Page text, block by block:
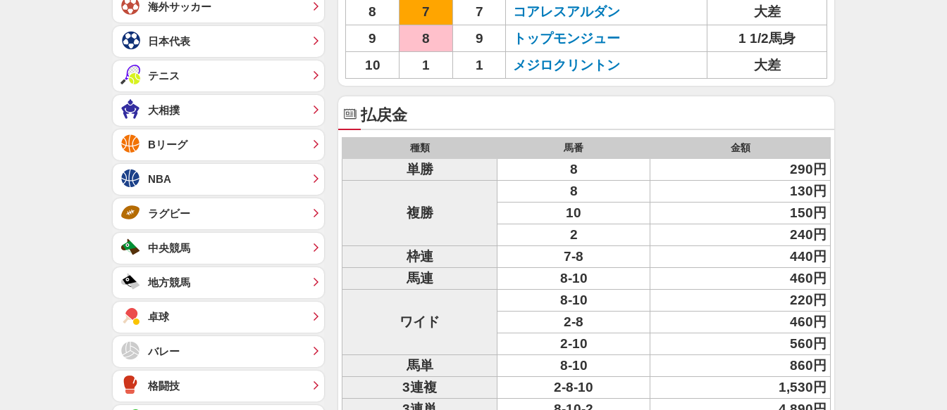
8
7 7 コアレスアルダン
大差
9
8 9 トップモンジュー
1 1/2馬身
10
1 1 メジロクリントン 大差
払戻金
種類 馬番 金額
単勝 8 290円
複勝
8
130円
10
150円
2
240円
枠連
7-8
440円
馬連
8-10 460円
ワイド
8-10
220円
2-8
460円
2-10
560円
馬単
8-10
860円
3連複
2-8-10
1,530円
海外サッカー
日本代表
テニス
大相撲
Bリーグ
NBA
ラグビー
中央競馬
地方競馬
卓球
バレー
格闘技